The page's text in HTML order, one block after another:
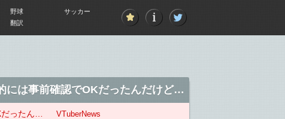
野球
サッカー
翻訳
【にじさんじ】甲斐田、甲斐田晴さんの楽曲使用が著作権に触れ動画非公開に「会社的には事前確認でOKだったんだけど…」
VTuberNews